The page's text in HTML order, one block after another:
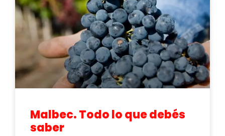
Malbec. Todo lo que debés
saber